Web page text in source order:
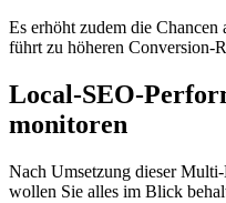
Es erhöht zudem die
führt zu höheren Conversion-
Local-SEO-
monitoren
Nach Umsetzung dieser
wollen Sie alles im Blick